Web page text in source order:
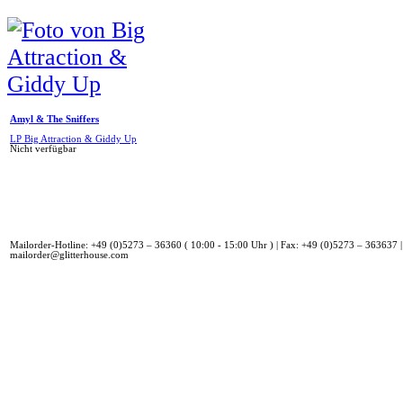
Amyl & The Sniffers
LP Big Attraction & Giddy Up
Nicht verfügbar
Mailorder-Hotline: +49 (0)5273 – 36360 ( 10:00 - 15:00 Uhr ) | Fax: +49 (0)5273 – 363637
mailorder@glitterhouse.com